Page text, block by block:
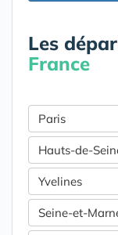
Les
France
Paris
Hauts-de-
Yvelines
Seine-et-